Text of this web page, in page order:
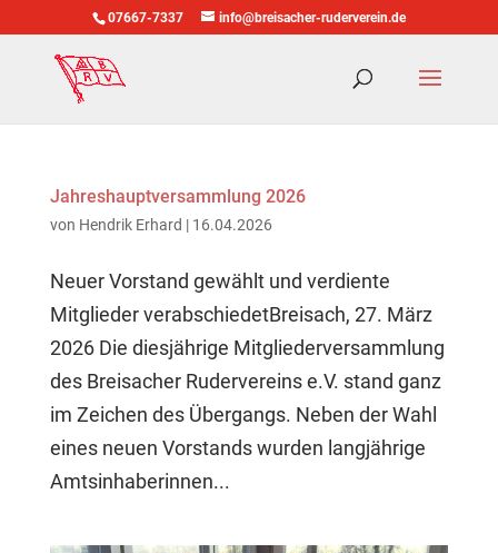
07667-7337 info@breisacher-ruderverein.de
Jahreshauptversammlung 2026
von Hendrik Erhard | 16.04.2026
Neuer Vorstand gewählt und verdiente
Mitglieder verabschiedetBreisach, 27. März
2026 Die diesjährige Mitgliederversammlung
des Breisacher Rudervereins e.V. stand ganz
im Zeichen des Übergangs. Neben der Wahl
eines neuen Vorstands wurden langjährige
Amtsinhaberinnen...